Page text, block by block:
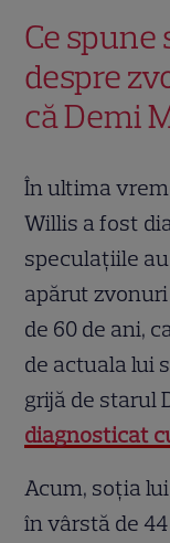
Ce
despre
că Demi
În ultima
Willis a fost
speculațiile
apărut
de 60 de ani,
de actuala lui
grijă de starul
diagnosticat
Acum, soția
în vârstă de